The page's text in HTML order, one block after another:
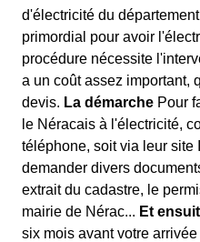
d'électricité du
primordial pour avoir
procédure nécessite
a un coût assez important,
devis. La démarche Pour
le Néracais à l'électricité,
téléphone, soit via leur site
demander divers
extrait du cadastre, le
mairie de Nérac... Et
six mois avant votre